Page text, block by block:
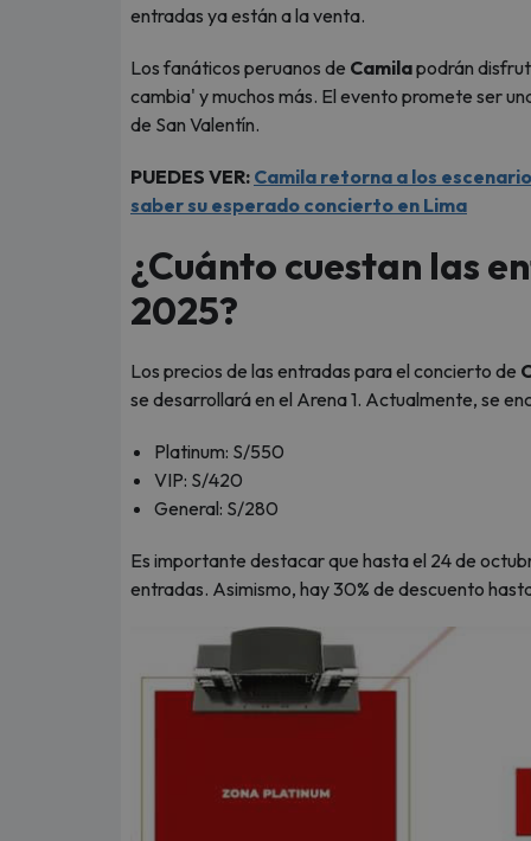
entradas ya están a la venta.
Los fanáticos peruanos de Camilapodrán
cambia' y muchos más. El evento promete ser
de San Valentín.
PUEDES VER: Camila retorna a los
saber su esperado concierto en Lima
¿Cuánto cuestan las
2025?
Los precios de las entradas para el concierto de
se desarrollará en el Arena 1. Actualmente, se
Platinum: S/550
VIP: S/420
General: S/280
Es importante destacar que hasta el 24 de
entradas. Asimismo, hay 30% de descuento